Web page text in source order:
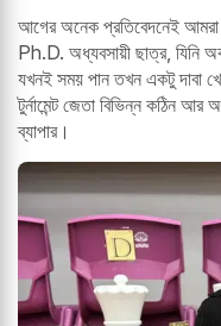
আগের অনেক প্রতিবেদনেই
Ph.D. অধ্যবসায়ী ছাত্র, যিনি
যখনই সময় পান তখন একটু দাবা
টুর্নামেন্ট জেতা বিভিন্ন কঠিন
ব্যাপার।